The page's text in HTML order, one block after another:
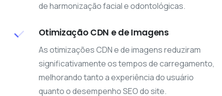
de harmonização facial e odontológicas.
Otimização CDN e de Imagens
As otimizações CDN e de imagens reduziram
significativamente os tempos de carregamento,
melhorando tanto a experiência do usuário
quanto o desempenho SEO do site.